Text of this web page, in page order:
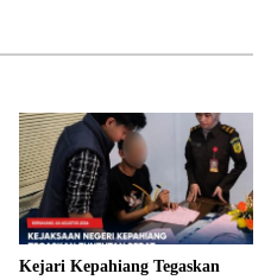
Kejari Kepahiang Tegaskan